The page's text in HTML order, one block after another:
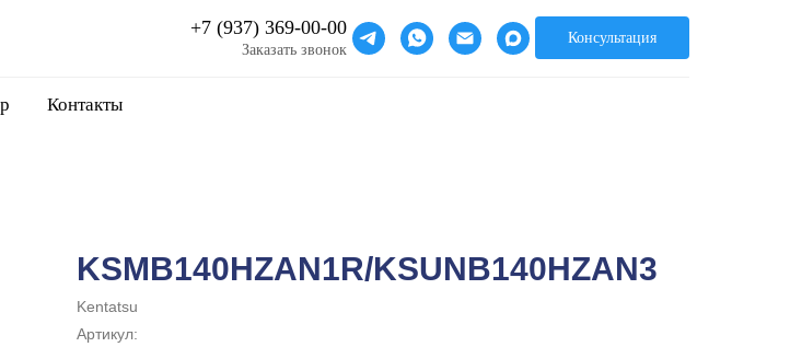
+7 (937) 369-00-00
Заказать звонок
Консультация
Контакты
KSMB140HZAN1R/KSUNB140HZAN3
Kentatsu
Артикул: